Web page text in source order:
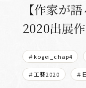
【作家が
2020出展
＃kogei_chap4
＃工藝2020 ＃